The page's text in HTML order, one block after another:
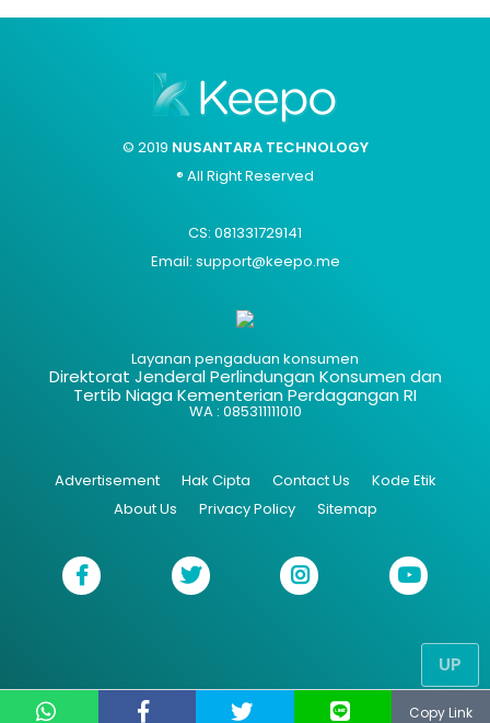
Copy Link
UP
© 2019 NUSANTARA TECHNOLOGY
® All Right Reserved
CS: 081331729141
Email: support@keepo.me
Layanan pengaduan konsumen
Direktorat Jenderal Perlindungan Konsumen dan
Tertib Niaga Kementerian Perdagangan RI
WA : 085311111010
Advertisement Hak Cipta Contact Us
Kode Etik
About Us
Privacy Policy Sitemap